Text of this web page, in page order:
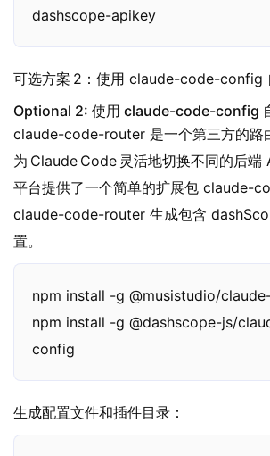
dashscope-apikey
可选方案 2：使用 claude-code-config
Optional 2: 使用 claude-code-config
claude-code-router 是一个第三方的路
为 Claude Code 灵活地切换不同的后端
平台提供了一个简单的扩展包 claude-
claude-code-router 生成包含
置。
npm install -g @musistudio/
npm install -g @dashscope-js/
config
生成配置文件和插件目录：